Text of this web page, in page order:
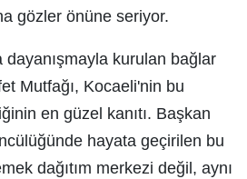
gözler önüne seriyor.
kurulan bağlar
Mutfağı, Kocaeli'nin bu
en güzel kanıtı. Başkan
hayata geçirilen bu
dağıtım merkezi değil, aynı